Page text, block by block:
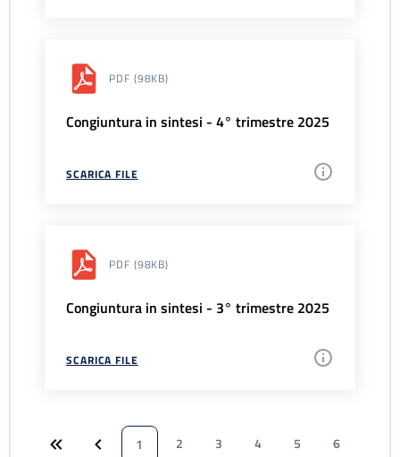
PDF (98KB)
Congiuntura in sintesi - 4° trimestre 2025
SCARICA FILE
PDF (98KB)
Congiuntura in sintesi - 3° trimestre 2025
SCARICA FILE
1 2 3 4 5
6